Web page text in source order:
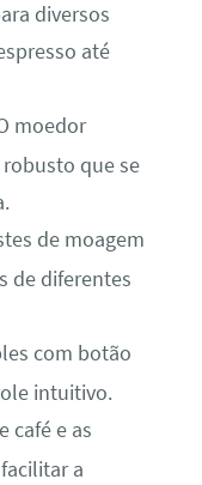
diversos
até
moedor
que se
de moagem
de diferentes
com botão
intuitivo.
café e as
a